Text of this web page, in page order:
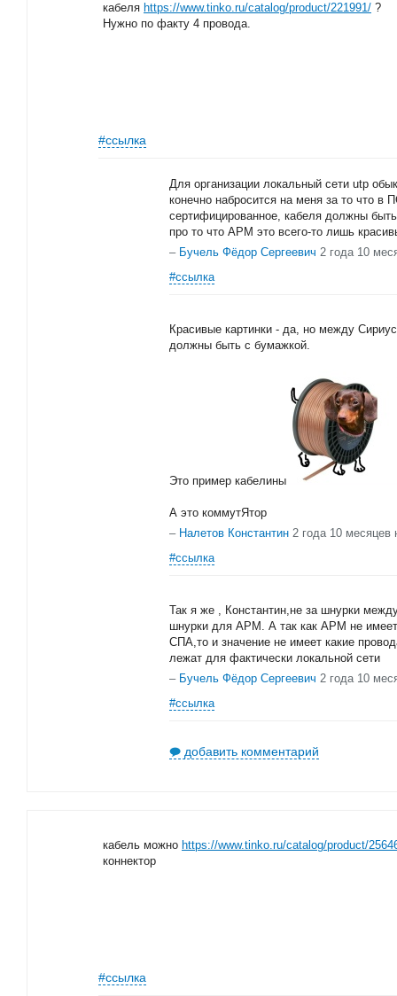
кабеля https://www.tinko.ru/catalog/product/221991/ ?
Нужно по факту 4 провода.
#ссылка
Для организации локальный сети utp
конечно набросится на меня за то что в
сертифицированное, кабеля должны
про то что АРМ это всего-то лишь
– Бучель Фёдор Сергеевич 2 года 10
#ссылка
Красивые картинки - да, но между
должны быть с бумажкой.
Это пример кабелины
А это коммутЯтор
– Налетов Константин 2 года 10 месяцев
#ссылка
Так я же , Константин,не за шнурки
шнурки для АРМ. А так как АРМ не имеет
СПА,то и значение не имеет какие
лежат для фактически локальной сети
– Бучель Фёдор Сергеевич 2 года 10
#ссылка
добавить комментарий
кабель можно https://www.tinko.ru/catalog/product/
коннектор
#ссылка